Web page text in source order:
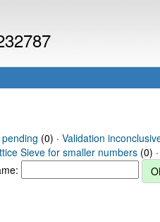
(0) · Validation
Sieve for smaller numbers (0) ·